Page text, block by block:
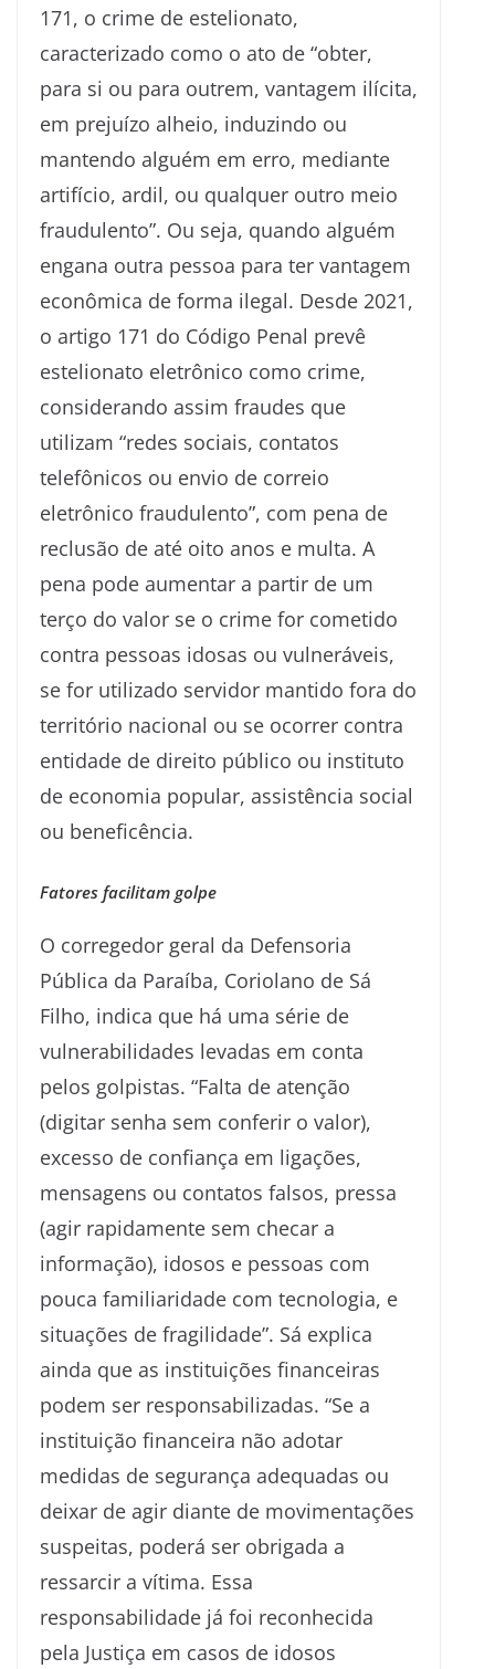
171, o crime de estelionato,
caracterizado como o ato de “obter,
para si ou para outrem, vantagem ilícita,
em prejuízo alheio, induzindo ou
mantendo alguém em erro, mediante
artifício, ardil, ou qualquer outro meio
fraudulento”. Ou seja, quando alguém
engana outra pessoa para ter vantagem
econômica de forma ilegal. Desde 2021,
o artigo 171 do Código Penal prevê
estelionato eletrônico como crime,
considerando assim fraudes que
utilizam “redes sociais, contatos
telefônicos ou envio de correio
eletrônico fraudulento”, com pena de
reclusão de até oito anos e multa. A
pena pode aumentar a partir de um
terço do valor se o crime for cometido
contra pessoas idosas ou vulneráveis,
se for utilizado servidor mantido fora do
território nacional ou se ocorrer contra
entidade de direito público ou instituto
de economia popular, assistência social
ou beneficência.
Fatores facilitam golpe
O corregedor geral da Defensoria
Pública da Paraíba, Coriolano de Sá
Filho, indica que há uma série de
vulnerabilidades levadas em conta
pelos golpistas. “Falta de atenção
(digitar senha sem conferir o valor),
excesso de confiança em ligações,
mensagens ou contatos falsos, pressa
(agir rapidamente sem checar a
informação), idosos e pessoas com
pouca familiaridade com tecnologia, e
situações de fragilidade”. Sá explica
ainda que as instituições financeiras
podem ser responsabilizadas. “Se a
instituição financeira não adotar
medidas de segurança adequadas ou
deixar de agir diante de movimentações
suspeitas, poderá ser obrigada a
ressarcir a vítima. Essa
responsabilidade já foi reconhecida
pela Justiça em casos de idosos